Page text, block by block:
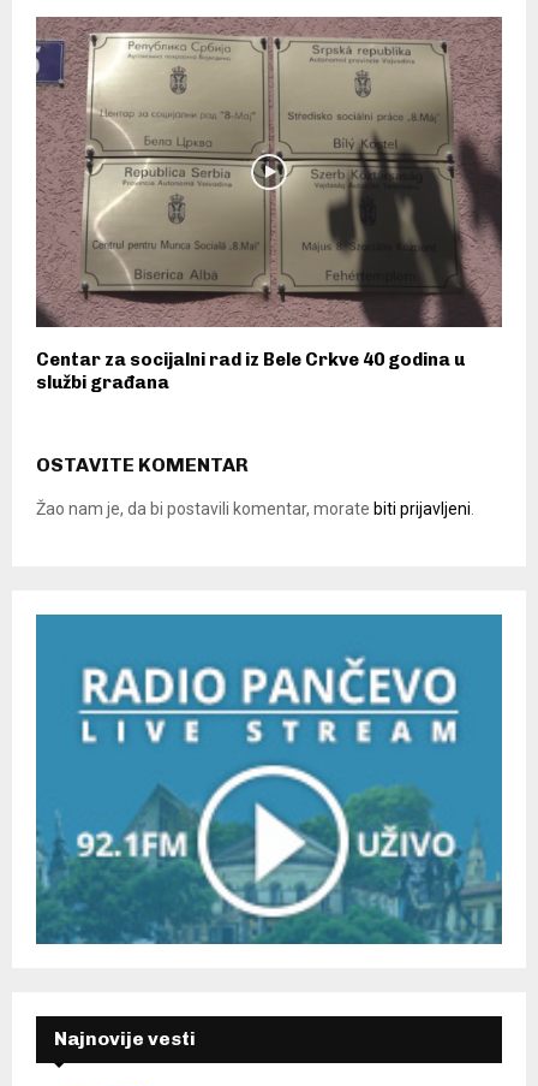
Centar za socijalni rad iz Bele Crkve 40 godina u
službi građana
OSTAVITE KOMENTAR
Žao nam je, da bi postavili komentar, morate biti prijavljeni.
Najnovije vesti